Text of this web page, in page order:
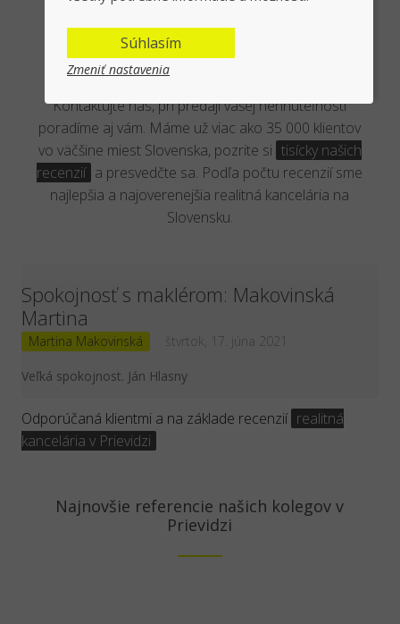
Overená kancelária reálnymi
klientmi
Kontaktujte nás, pri predaji vašej nehnuteľnosti
poradíme aj vám. Máme už viac ako 35 000 klientov
vo väčšine miest Slovenska, pozrite si tisícky našich
recenzií a presvedčte sa. Podľa počtu recenzií sme
najlepšia a najoverenejšia realitná kancelária na
Slovensku.
Spokojnosť s maklérom: Makovinská
Martina
Martina Makovinská štvrtok, 17. júna 2021
Veľká spokojnost. Ján Hlasny
Odporúčaná klientmi a na základe recenzií realitná
kancelária v Prievidzi
Najnovšie referencie našich kolegov v
Prievidzi
Súhlasím
Zmeniť nastavenia